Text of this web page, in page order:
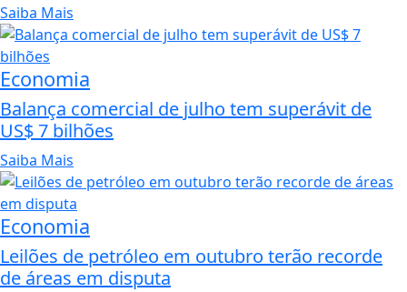
Saiba Mais
Economia
Balança comercial de julho tem superávit de
US$ 7 bilhões
Saiba Mais
Economia
Leilões de petróleo em outubro terão recorde
de áreas em disputa